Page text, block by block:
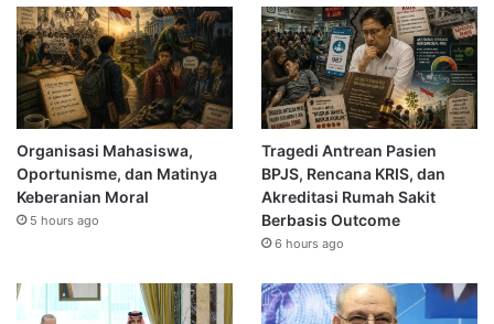
Organisasi Mahasiswa,
Oportunisme, dan Matinya
Keberanian Moral
5 hours ago
Tragedi Antrean Pasien
BPJS, Rencana KRIS, dan
Akreditasi Rumah Sakit
Berbasis Outcome
6 hours ago